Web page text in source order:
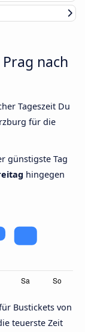
nach
Tageszeit Du
für die
günstigste Tag
hingegen
Bustickets von
teuerste Zeit